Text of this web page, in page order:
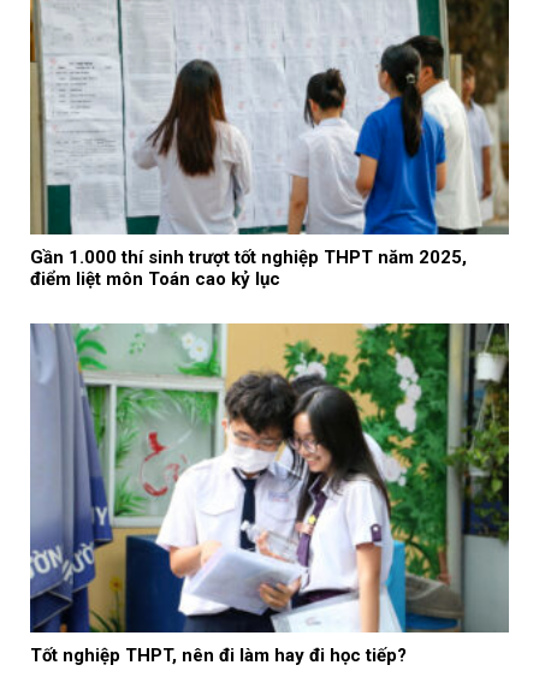
Gần 1.000 thí sinh trượt tốt nghiệp THPT năm 2025,
điểm liệt môn Toán cao kỷ lục
Tốt nghiệp THPT, nên đi làm hay đi học tiếp?